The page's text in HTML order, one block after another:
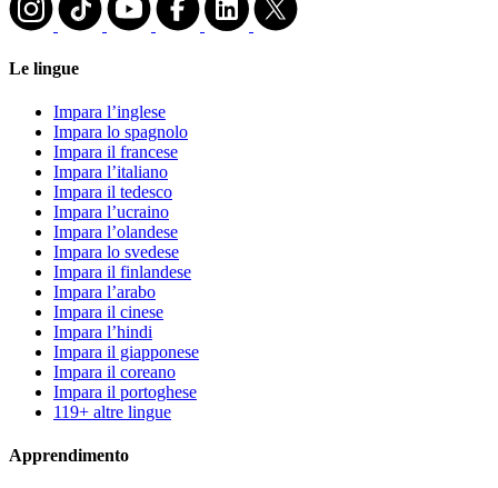
Le lingue
Impara l’inglese
Impara lo spagnolo
Impara il francese
Impara l’italiano
Impara il tedesco
Impara l’ucraino
Impara l’olandese
Impara lo svedese
Impara il finlandese
Impara l’arabo
Impara il cinese
Impara l’hindi
Impara il giapponese
Impara il coreano
Impara il portoghese
119+ altre lingue
Apprendimento